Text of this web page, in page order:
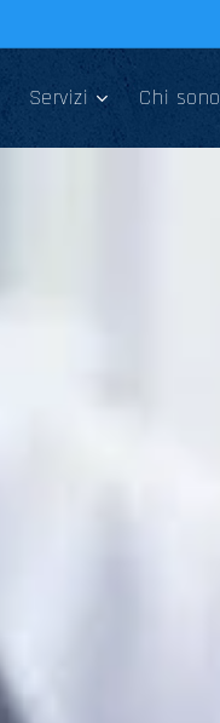
Servizi Chi sono